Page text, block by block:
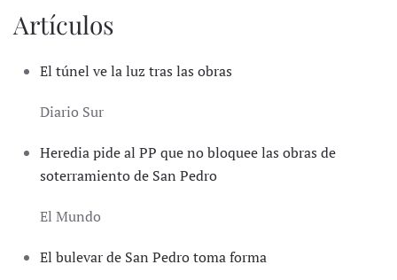
Artículos
El túnel ve la luz tras las obras
Diario Sur
Heredia pide al PP que no bloquee las obras de
soterramiento de San Pedro
El Mundo
El bulevar de San Pedro toma forma